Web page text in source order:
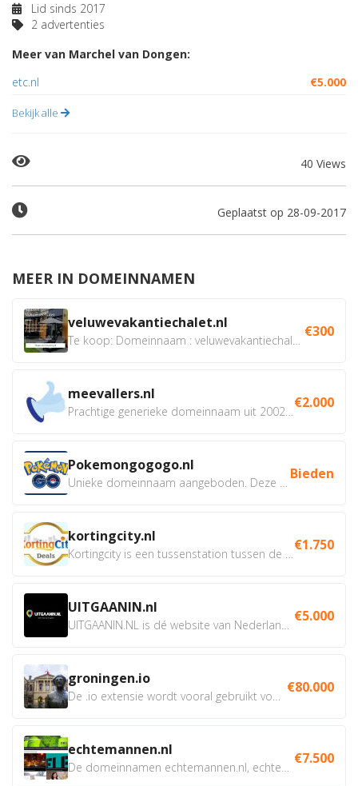
Lid sinds 2017
2 advertenties
Meer van Marchel van Dongen:
etc.nl
€5.000
Bekijk alle
40 Views
Geplaatst op 28-09-2017
MEER IN DOMEINNAMEN
veluwevakantiechalet.nl €300
meevallers.nl €2.000
Pokemongogogo.nl Bieden
kortingcity.nl €1.750
UITGAANIN.nl €5.000
groningen.io €80.000
echtemannen.nl €7.500